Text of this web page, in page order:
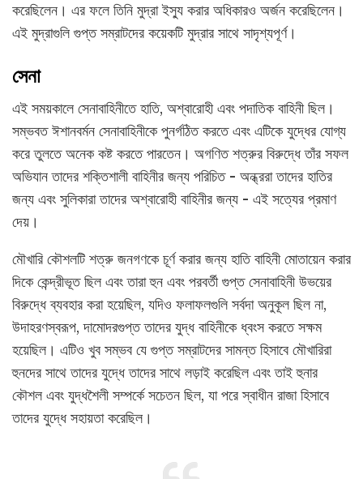
করেছিলেন। এর ফলে তিনি মুদ্রা ইস্যু করার অধিকারও অর্জন করেছিলেন।
এই মুদ্রাগুলি গুপ্ত সম্রাটদের কয়েকটি মুদ্রার সাথে সাদৃশ্যপূর্ণ।
সেনা
এই সময়কালে সেনাবাহিনীতে হাতি, অশ্বারোহী এবং পদাতিক বাহিনী ছিল।
সম্ভবত ঈশানবর্মন সেনাবাহিনীকে পুনর্গঠিত করতে এবং এটিকে যুদ্ধের যোগ্য
করে তুলতে অনেক কষ্ট করতে পারতেন। অগণিত শত্রুর বিরুদ্ধে তাঁর সফল
অভিযান তাদের শক্তিশালী বাহিনীর জন্য পরিচিত - অন্ধ্ররা তাদের হাতির
জন্য এবং সুলিকারা তাদের অশ্বারোহী বাহিনীর জন্য - এই সত্যের প্রমাণ
দেয়।
মৌখারি কৌশলটি শত্রু জনগণকে চূর্ণ করার জন্য হাতি বাহিনী মোতায়েন করার
দিকে কেন্দ্রীভূত ছিল এবং তারা হুন এবং পরবর্তী গুপ্ত সেনাবাহিনী উভয়ের
বিরুদ্ধে ব্যবহার করা হয়েছিল, যদিও ফলাফলগুলি সর্বদা অনুকূল ছিল না,
উদাহরণস্বরূপ, দামোদরগুপ্ত তাদের যুদ্ধ বাহিনীকে ধ্বংস করতে সক্ষম
হয়েছিল। এটিও খুব সম্ভব যে গুপ্ত সম্রাটদের সামন্ত হিসাবে মৌখারিরা
হুনদের সাথে তাদের যুদ্ধে তাদের সাথে লড়াই করেছিল এবং তাই হুনার
কৌশল এবং যুদ্ধশৈলী সম্পর্কে সচেতন ছিল, যা পরে স্বাধীন রাজা হিসাবে
তাদের যুদ্ধে সহায়তা করেছিল।